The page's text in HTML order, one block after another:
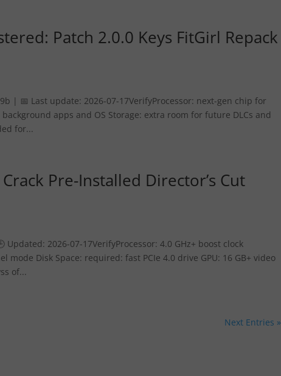
Patch 2.0.0 Keys FitGirl Repack
| 📅 Last update: 2026-07-17VerifyProcessor: next-gen chip for
apps and OS Storage: extra room for future DLCs and
for...
Pre-Installed Director’s Cut
Updated: 2026-07-17VerifyProcessor: 4.0 GHz+ boost clock
mode Disk Space: required: fast PCIe 4.0 drive GPU: 16 GB+ video
of...
Next Entries »